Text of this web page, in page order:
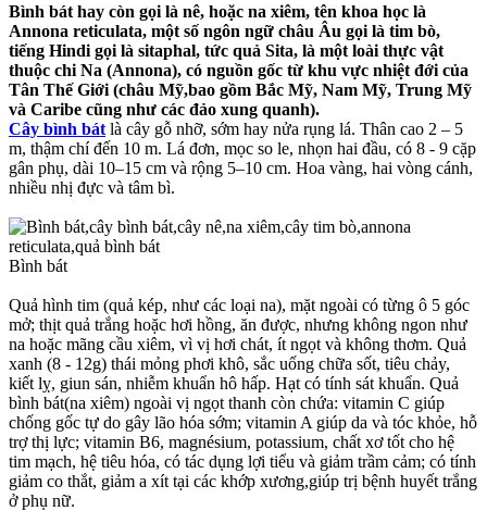
Bình bát hay còn gọi là nê, hoặc na xiêm, tên khoa học là
Annona reticulata, một số ngôn ngữ châu Âu gọi là tim bò,
tiếng Hindi gọi là sitaphal, tức quả Sita, là một loài thực vật
thuộc chi Na (Annona), có nguồn gốc từ khu vực nhiệt đới của
Tân Thế Giới (châu Mỹ,bao gồm Bắc Mỹ, Nam Mỹ, Trung Mỹ
và Caribe cũng như các đảo xung quanh).
Cây bình bát là cây gỗ nhỡ, sớm hay nửa rụng lá. Thân cao 2 – 5
m, thậm chí đến 10 m. Lá đơn, mọc so le, nhọn hai đầu, có 8 - 9 cặp
gân phụ, dài 10–15 cm và rộng 5–10 cm. Hoa vàng, hai vòng cánh,
nhiều nhị đực và tâm bì.
Bình bát
Quả hình tim (quả kép, như các loại na), mặt ngoài có từng ô 5 góc
mở; thịt quả trắng hoặc hơi hồng, ăn được, nhưng không ngon như
na hoặc mãng cầu xiêm, vì vị hơi chát, ít ngọt và không thơm. Quả
xanh (8 - 12g) thái mỏng phơi khô, sắc uống chữa sốt, tiêu chảy,
kiết lỵ, giun sán, nhiễm khuẩn hô hấp. Hạt có tính sát khuẩn. Quả
bình bát(na xiêm) ngoài vị ngọt thanh còn chứa: vitamin C giúp
chống gốc tự do gây lão hóa sớm; vitamin A giúp da và tóc khỏe, hỗ
trợ thị lực; vitamin B6, magnésium, potassium, chất xơ tốt cho hệ
tim mạch, hệ tiêu hóa, có tác dụng lợi tiểu và giảm trầm cảm; có tính
giảm co thắt, giảm a xít tại các khớp xương,giúp trị bệnh huyết trắng
ở phụ nữ.